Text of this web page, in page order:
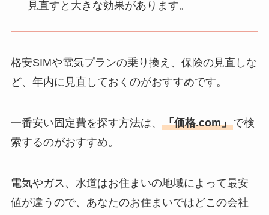
見直すと大きな効果があります。
格安SIMや電気プランの乗り換え、保険の見直しな
ど、年内に見直しておくのがおすすめです。
一番安い固定費を探す方法は、 「価格.com」で検
索するのがおすすめ。
電気やガス、水道はお住まいの地域によって最安
値が違うので、あなたのお住まいではどこの会社